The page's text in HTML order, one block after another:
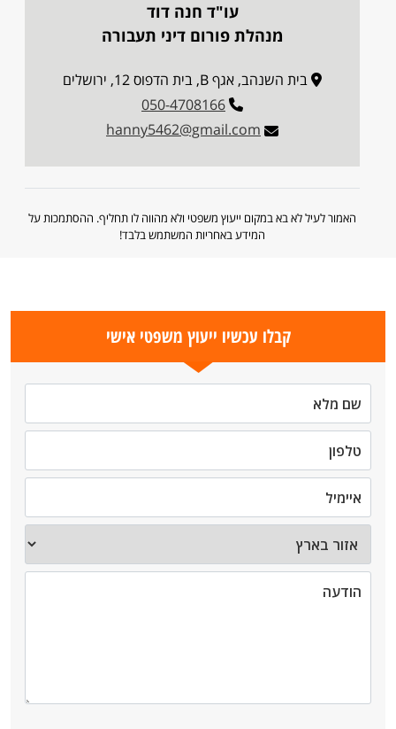
עו"ד חנה דוד
מנהלת פורום דיני תעבורה
בית השנהב, אגף B, בית הדפוס 12, ירושלים
050-4708166
hanny5462@gmail.com
האמור לעיל לא בא במקום ייעוץ משפטי ולא מהווה לו תחליף. ההסתמכות על
המידע באחריות המשתמש בלבד!
קבלו עכשיו ייעוץ משפטי אישי